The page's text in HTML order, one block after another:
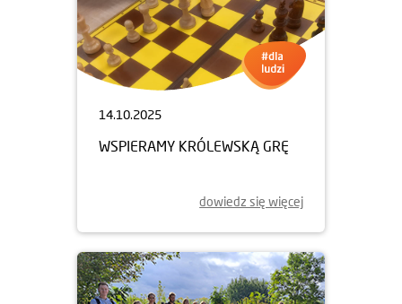
14.10.2025
WSPIERAMY KRÓLEWSKĄ GRĘ
dowiedz się więcej